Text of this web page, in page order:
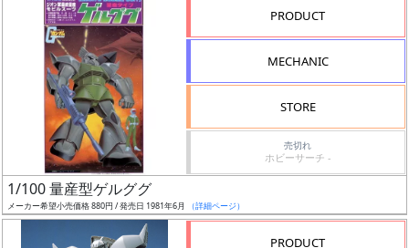
成
形
PRODUCT
MECHANIC
STORE
売切れ
ホビーサーチ -
1/100 量産型ゲルググ
メーカー希望小売価格 880円 / 発売日 1981年6月 （詳細ページ）
PRODUCT